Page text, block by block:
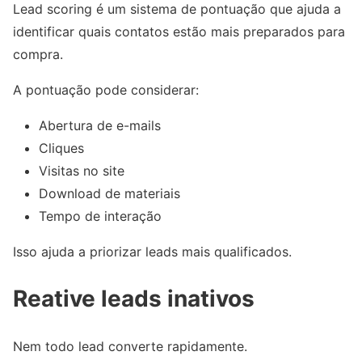
Lead scoring é um sistema de pontuação que ajuda a
identificar quais contatos estão mais preparados para
compra.
A pontuação pode considerar:
Abertura de e-mails
Cliques
Visitas no site
Download de materiais
Tempo de interação
Isso ajuda a priorizar leads mais qualificados.
Reative leads inativos
Nem todo lead converte rapidamente.